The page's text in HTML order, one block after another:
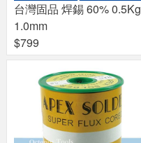
台灣固品 焊錫 60% 0.5Kg
1.0mm
$799